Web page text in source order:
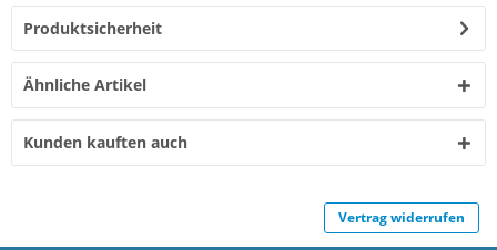
Produktsicherheit
Ähnliche Artikel
Kunden kauften auch
Vertrag widerrufen